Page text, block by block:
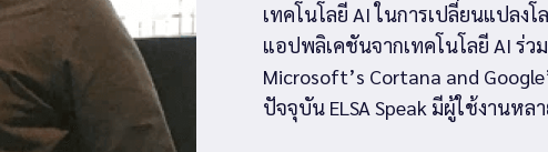
เทคโนโลยี AI ในการเปลี่ยนแปลงโ
แอปพลิเคชันจากเทคโนโลยี AI ร่
Microsoft’s Cortana and
ปัจจุบัน ELSA Speak มีผู้ใช้งานหล